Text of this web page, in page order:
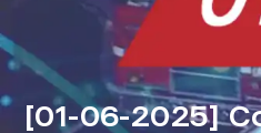
[01-06-2025]